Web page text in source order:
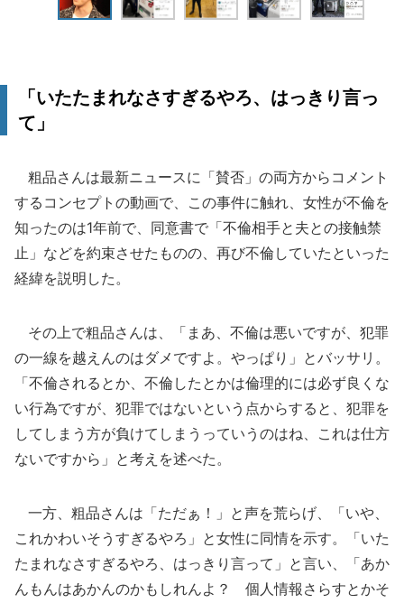
「いたたまれなさすぎるやろ、はっきり言っ
て」
粗品さんは最新ニュースに「賛否」の両方からコメント
するコンセプトの動画で、この事件に触れ、女性が不倫を
知ったのは1年前で、同意書で「不倫相手と夫との接触禁
止」などを約束させたものの、再び不倫していたといった
経緯を説明した。
その上で粗品さんは、「まあ、不倫は悪いですが、犯罪
の一線を越えんのはダメですよ。やっぱり」とバッサリ。
「不倫されるとか、不倫したとかは倫理的には必ず良くな
い行為ですが、犯罪ではないという点からすると、犯罪を
してしまう方が負けてしまうっていうのはね、これは仕方
ないですから」と考えを述べた。
一方、粗品さんは「ただぁ！」と声を荒らげ、「いや、
これかわいそうすぎるやろ」と女性に同情を示す。「いた
たまれなさすぎるやろ、はっきり言って」と言い、「あか
んもんはあかんのかもしれんよ？ 個人情報さらすとかそ